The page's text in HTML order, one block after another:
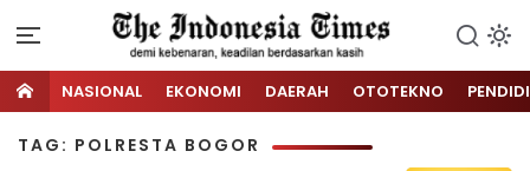
NASIONAL EKONOMI DAERAH OTOTEKNO
TAG: POLRESTA BOGOR